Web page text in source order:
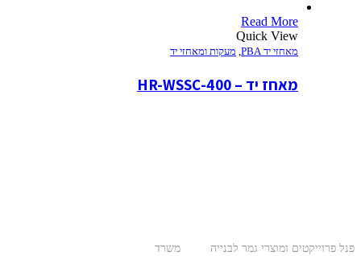
Read More
Quick View
מאחזי יד PBA , מעקות ומאחזי יד
מאחז יד – 400-HR-WSSC
פנל פרוייקטים ומוצרי גמר לבנייה
משרד